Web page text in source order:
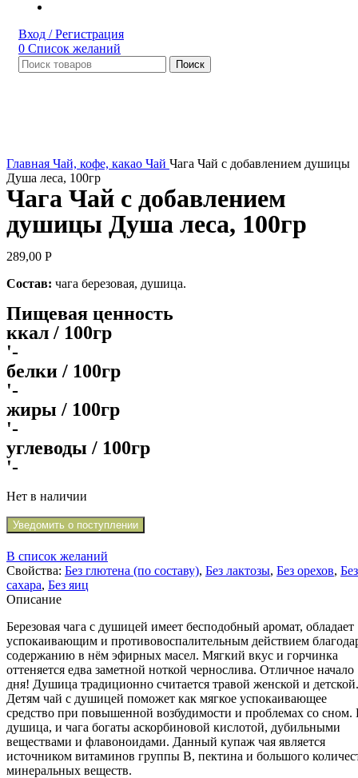
Вход / Регистрация
0 Список желаний
Поиск
Главная Чай, кофе, какао Чай Чага Чай с добавлением душицы
Душа леса, 100гр
Чага Чай с добавлением
душицы Душа леса, 100гр
289,00 Р
Состав: чага березовая, душица.
Пищевая ценность
ккал / 100гр
'-
белки / 100гр
'-
жиры / 100гр
'-
углеводы / 100гр
'-
Нет в наличии
Уведомить о поступлении
В список желаний
Свойства: Без глютена (по составу), Без лактозы, Без орехов, Без
сахара, Без яиц
Описание
Березовая чага с душицей имеет бесподобный аромат, обладает
успокаивающим и противовоспалительным действием
содержанию в нём эфирных масел. Мягкий вкус и горчинка
оттеняется едва заметной ноткой чернослива. Отличное начало
дня! Душица традиционно считается травой женской и детской.
Детям чай с душицей поможет как мягкое успокаивающее
средство при повышенной возбудимости и проблемах со сном.
душица, и чага богаты аскорбиновой кислотой, дубильными
веществами и флавоноидами. Данный купаж чая является
источником витаминов группы В, пектина и большого
минеральных веществ.